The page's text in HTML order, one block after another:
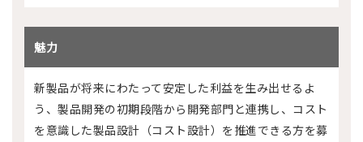
魅力
新製品が将来にわたって安定した利益を生み出せるよ
う、製品開発の初期段階から開発部門と連携し、コスト
を意識した製品設計（コスト設計）を推進できる方を募